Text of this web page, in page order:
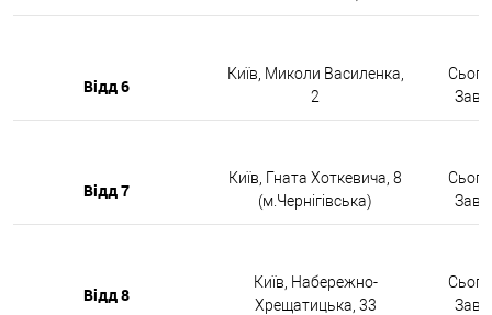
Відд 6
Київ, Миколи Василенка,
2
Відд 7
Київ, Гната Хоткевича, 8
(м.Чернігівська)
Відд 8
Київ, Набережно-
Хрещатицька, 33